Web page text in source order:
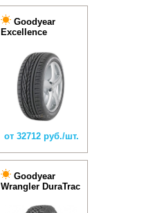
Goodyear
Excellence
от 32712 руб./шт.
Goodyear
Wrangler DuraTrac